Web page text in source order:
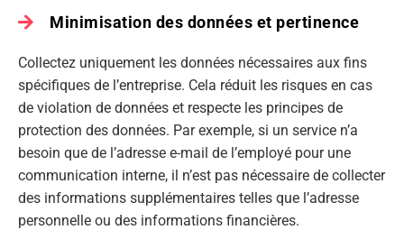
Minimisation des données et pertinence
Collectez uniquement les données nécessaires aux fins
spécifiques de l’entreprise. Cela réduit les risques en cas
de violation de données et respecte les principes de
protection des données. Par exemple, si un service n’a
besoin que de l’adresse e-mail de l’employé pour une
communication interne, il n’est pas nécessaire de collecter
des informations supplémentaires telles que l’adresse
personnelle ou des informations financières.